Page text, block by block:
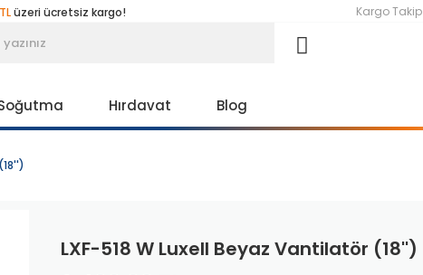
üzeri ücretsiz kargo!
3 taksit
üzeri ücretsiz kargo!
üzeri özel teklif!
Kargo Takip
Hırdavat Blog
LXF-518 W Luxell Beyaz Vantilatör (18'')